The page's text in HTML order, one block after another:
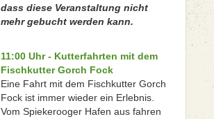
dass diese Veranstaltung nicht
mehr gebucht werden kann.
11:00 Uhr - Kutterfahrten mit dem
Fischkutter Gorch Fock
Eine Fahrt mit dem Fischkutter Gorch
Fock ist immer wieder ein Erlebnis.
Vom Spiekerooger Hafen aus fahren